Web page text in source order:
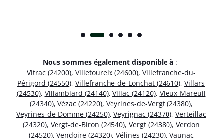
Nous sommes également disponible à :
Vitrac (24200), Villetoureix (24600), Villefranche-du-
Périgord (24550), Villefranche-de-Lonchat (24610), Villars
(24530), Villamblard (24140), Villac (24120), Vieux-Mareuil
(24340), Vézac (24220), Veyrines-de-Vergt (24380),
Veyrines-de-Domme (24250), Veyrignac (24370), Verteillac
(24320), Vergt-de-Biron (24540), Vergt (24380), Verdon
(24520), Vendoire (24320), Vélines (24230), Vaunac